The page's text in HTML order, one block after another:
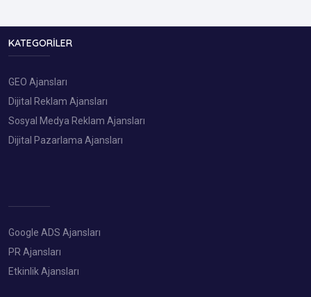
KATEGORILER
GEO Ajansları
Dijital Reklam Ajansları
Sosyal Medya Reklam Ajansları
Dijital Pazarlama Ajansları
Google ADS Ajansları
PR Ajansları
Etkinlik Ajansları